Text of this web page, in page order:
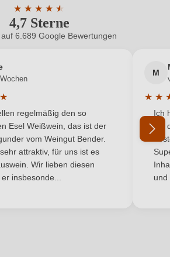
2018
Spanien
DOP
Kunde? Neuer Kunde?
Ich habe mein Passwort vergessen
4,7 Sterne
★ ★ ★ ★ ★
★
Durchschnittliche Bewertung von 4.7
6.689 Google Bewertungen
★
Bewertung von 5 von 5 Sternen
regelmäßig den so
Esel Weißwein, das ist der
vom Weingut Bender.
attraktiv, für uns ist es
Wir lieben diesen
insbesonde...
M
★ ★
Ich
mit
und